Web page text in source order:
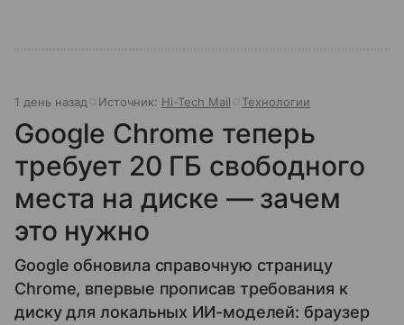
1 день назад Источник: Hi-Tech Mail Технологии
Google Chrome теперь
требует 20 ГБ свободного
места на диске — зачем
это нужно
Google обновила справочную страницу
Chrome, впервые прописав требования к
диску для локальных ИИ-моделей: браузер